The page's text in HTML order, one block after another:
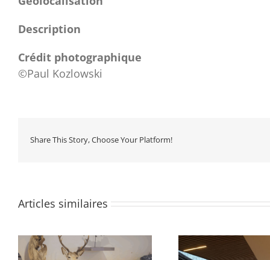
Description
Crédit photographique
©Paul Kozlowski
Share This Story, Choose Your Platform!
Articles similaires